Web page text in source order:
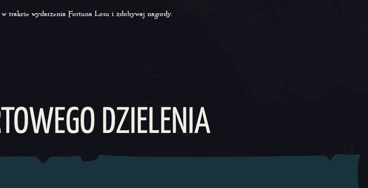
trakcie wydarzenia Fortuna Losu i zdobywaj nagrody.
DZIELENIA